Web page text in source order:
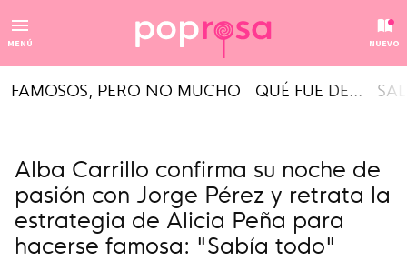
MENÚ NUEVO
FAMOSOS, PERO NO MUCHO QUÉ FUE DE...
Alba Carrillo confirma su noche de
pasión con Jorge Pérez y retrata la
estrategia de Alicia Peña para
hacerse famosa: "Sabía todo"